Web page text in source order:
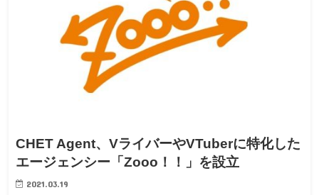
CHET Agent、VライバーやVTuberに特化した
エージェンシー「Zooo！！」を設立
2021.03.19